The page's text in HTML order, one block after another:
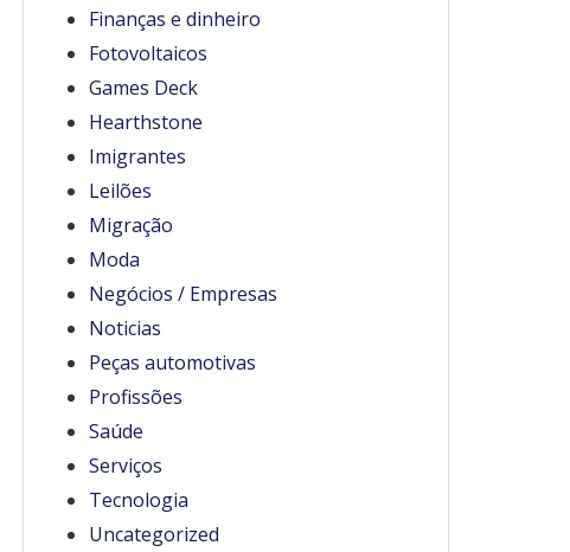
Finanças e dinheiro
Fotovoltaicos
Games Deck
Hearthstone
Imigrantes
Leilões
Migração
Moda
Negócios / Empresas
Noticias
Peças automotivas
Profissões
Saúde
Serviços
Tecnologia
Uncategorized